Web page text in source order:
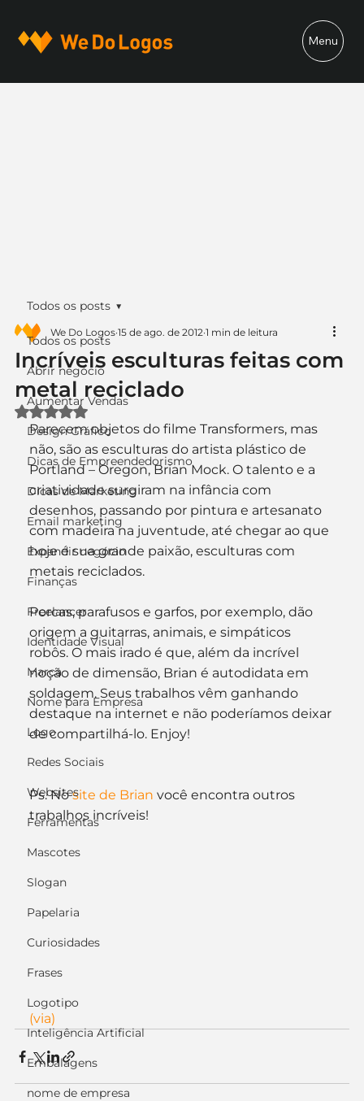
Menu
Todos os posts
Abrir negócio
Aumentar Vendas
Design Gráfico
Dicas de Empreendedorismo
Dicas de Marketing
Email marketing
Expandir negócio
Finanças
Freelancer
Identidade Visual
Marca
Nome para Empresa
Logo
Redes Sociais
Websites
Ferramentas
Mascotes
Slogan
Papelaria
Curiosidades
Frases
Logotipo
Inteligência Artificial
Embalagens
nome de empresa
Todos os posts
Incríveis esculturas feitas com
metal reciclado
We Do Logos 15 de ago. de 2012 1 min de leitura
Avaliado com NaN de 5 estrelas.
Parecem objetos do filme Transformers, mas
não, são as esculturas do artista plástico de
Portland – Oregon, Brian Mock. O talento e a
criatividade surgiram na infância com
desenhos, passando por pintura e artesanato
com madeira na juventude, até chegar ao que
hoje é sua grande paixão, esculturas com
metais reciclados.
Porcas, parafusos e garfos, por exemplo, dão
origem a guitarras, animais, e simpáticos
robôs. O mais irado é que, além da incrível
noção de dimensão, Brian é autodidata em
soldagem. Seus trabalhos vêm ganhando
destaque na internet e não poderíamos deixar
de compartilhá-lo. Enjoy!
Ps. No site de Brian você encontra outros
trabalhos incríveis!
(via)